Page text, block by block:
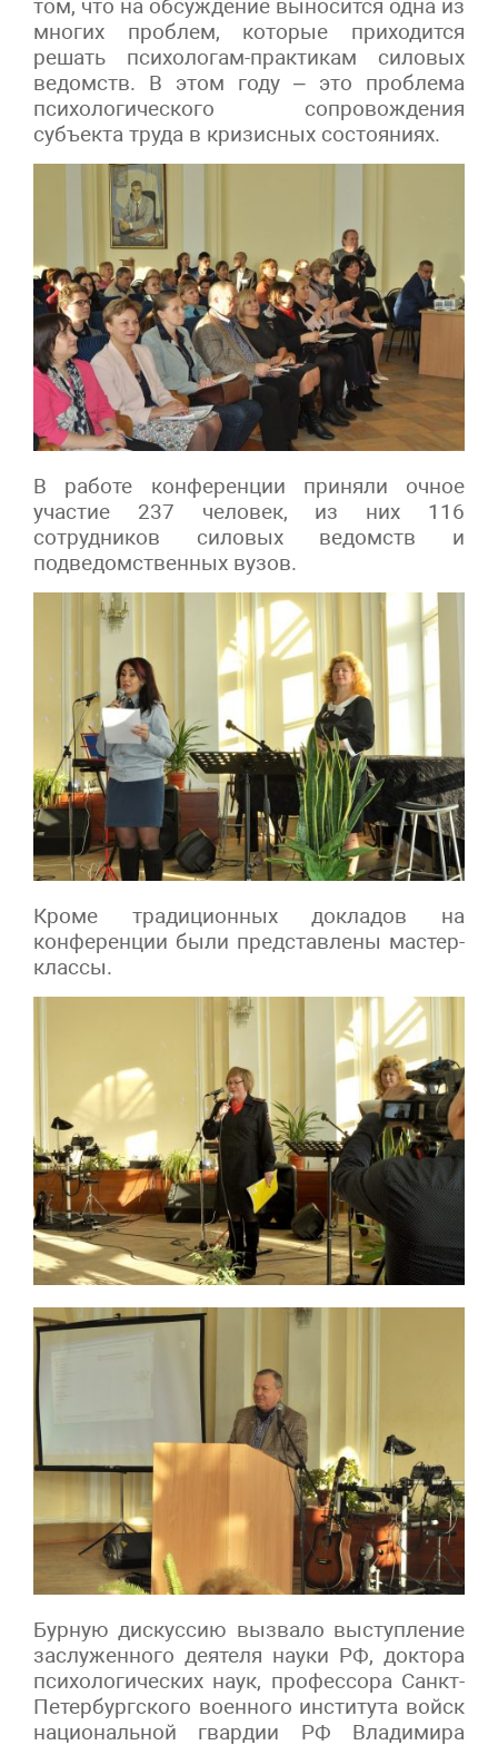
том, что на обсуждение выносится одна из
многих проблем, которые приходится
решать психологам-практикам силовых
ведомств. В этом году – это проблема
психологического сопровождения
субъекта труда в кризисных состояниях.
В работе конференции приняли очное
участие 237 человек, из них 116
сотрудников силовых ведомств и
подведомственных вузов.
Кроме традиционных докладов на
конференции были представлены мастер-
классы.
Бурную дискуссию вызвало выступление
заслуженного деятеля науки РФ, доктора
психологических наук, профессора Санкт-
Петербургского военного института войск
национальной гвардии РФ Владимира